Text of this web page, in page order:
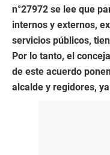
n°27972 se lee que
internos y externos,
servicios públicos,
Por lo tanto, el
de este acuerdo
alcalde y regidores,